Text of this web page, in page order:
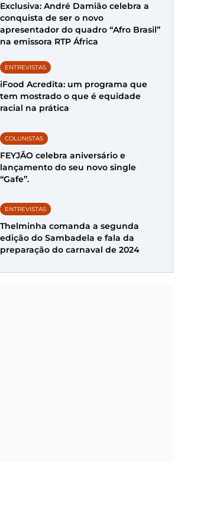
Exclusiva: André Damião celebra a
conquista de ser o novo
apresentador do quadro “Afro Brasil”
na emissora RTP África
ENTREVISTAS
iFood Acredita: um programa que
tem mostrado o que é equidade
racial na prática
COLUNISTAS
FEYJÃO celebra aniversário e
lançamento do seu novo single
“Gafe”.
ENTREVISTAS
Thelminha comanda a segunda
edição do Sambadela e fala da
preparação do carnaval de 2024